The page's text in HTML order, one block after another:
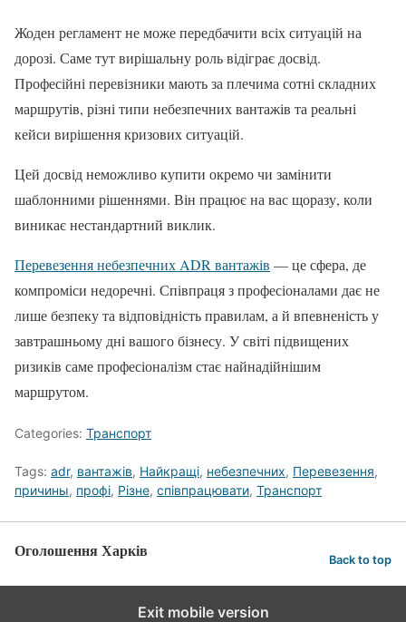
Жоден регламент не може передбачити всіх ситуацій на
дорозі. Саме тут вирішальну роль відіграє досвід.
Професійні перевізники мають за плечима сотні складних
маршрутів, різні типи небезпечних вантажів та реальні
кейси вирішення кризових ситуацій.
Цей досвід неможливо купити окремо чи замінити
шаблонними рішеннями. Він працює на вас щоразу, коли
виникає нестандартний виклик.
Перевезення небезпечних ADR вантажів — це сфера, де
компроміси недоречні. Співпраця з професіоналами дає не
лише безпеку та відповідність правилам, а й впевненість у
завтрашньому дні вашого бізнесу. У світі підвищених
ризиків саме професіоналізм стає найнадійнішим
маршрутом.
Categories: Транспорт
Tags: adr, вантажів, Найкращі, небезпечних, Перевезення,
причины, профі, Різне, співпрацювати, Транспорт
Оголошення Харків Back to top
Exit mobile version